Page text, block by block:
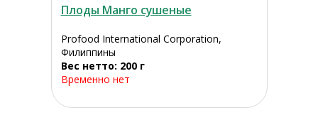
Плоды Манго сушеные
Profood International Corporation,
Филиппины
Вес нетто: 200 г
Временно нет